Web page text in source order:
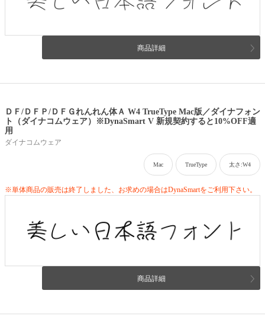
商品詳細
ＤＦ/ＤＦＰ/ＤＦＧれんれん体Ａ W4 TrueType Mac版／ダイナフォン
ト（ダイナコムウェア）※DynaSmart V 新規契約すると10%OFF適
用
ダイナコムウェア
Mac TrueType 太さ:W4
※単体商品の販売は終了しました、お求めの場合はDynaSmartをご利用下さい。
商品詳細